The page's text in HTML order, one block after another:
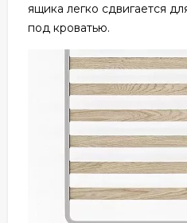
ящика легко сдвигается
под кроватью.